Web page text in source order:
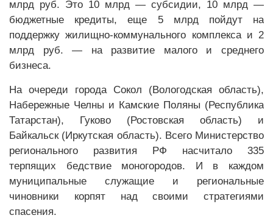
млрд руб. Это 10 млрд — субсидии, 10 млрд —
бюджетные кредиты, еще 5 млрд пойдут на
поддержку жилищно-коммунального комплекса и 2
млрд руб. — на развитие малого и среднего
бизнеса.
На очереди города Сокол (Вологодская область),
Набережные Челны и Камские Поляны (Республика
Татарстан), Гуково (Ростовская область) и
Байкальск (Иркутская область). Всего Министерство
регионального развития РФ насчитало 335
терпящих бедствие моногородов. И в каждом
муниципальные служащие и региональные
чиновники корпят над своими стратегиями
спасения.